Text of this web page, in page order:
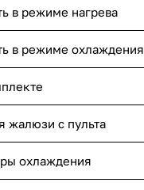
в режиме нагрева
в режиме охлаждения
жалюзи с пульта
охлаждения